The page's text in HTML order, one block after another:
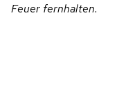
Feuer fernhalten.